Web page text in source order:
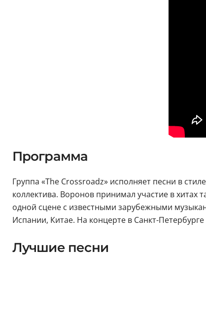
Программа
Группа «The Crossroadz» исполняет песни в
коллектива. Воронов принимал участие в хитах
одной сцене с известными зарубежными
Испании, Китае. На концерте в Санкт-
Лучшие песни